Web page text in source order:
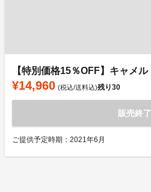
【特別価格15％OFF】キャメル
¥14,960 (税込/送料込)残り30
販売終了
ご提供予定時期：2021年6月